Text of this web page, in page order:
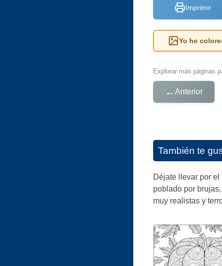
Imprimir
Yo he
Explorar más páginas
← Anterior
También te
Déjate llevar por
poblado por
muy realistas y